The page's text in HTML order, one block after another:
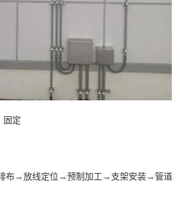
固定
布→放线定位→预制加工→支架安装→管道